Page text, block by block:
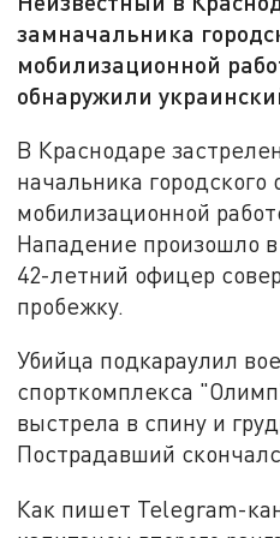
замначальника
мобилизационной
обнаружили
В Краснодаре
начальника городского
мобилизационной
Нападение произошло в
42-летний офицер
пробежку.
Убийца подкараулил
спорткомплекса
выстрела в спину и
Пострадавший
Как пишет Telegram-